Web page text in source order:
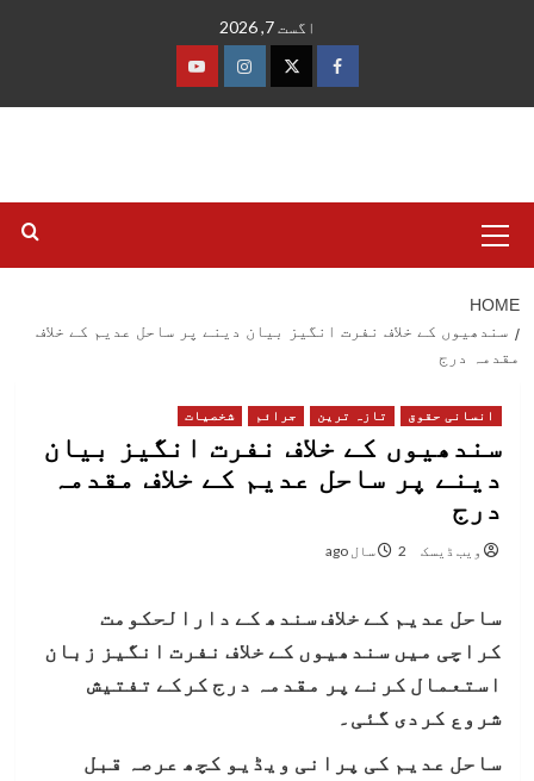
اگست 7, 2026
فیس
ٹوئٹرانسٹاگرام
یوٹیوب
Menu
HOME
سندھیوں کے خلاف نفرت انگیز بیان دینے پر ساحل عدیم کے خلاف
مقدمہ درج
انسانی حقوق تازہ ترین جرائم شخصیات
سندھیوں کے خلاف نفرت انگیز بیان
دینے پر ساحل عدیم کے خلاف مقدمہ
درج
ویب ڈیسک 2 سال ago
ساحل عدیم کے خلاف سندھ کے دارالحکومت
کراچی میں سندھیوں کے خلاف نفرت انگیز زبان
استعمال کرنے پر مقدمہ درج کرکے تفتیش
شروع کردی گئی۔
ساحل عدیم کی پرانی ویڈیو کچھ عرصہ قبل